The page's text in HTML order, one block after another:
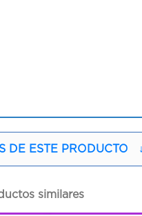
DE ESTE PRODUCTO ↓
similares